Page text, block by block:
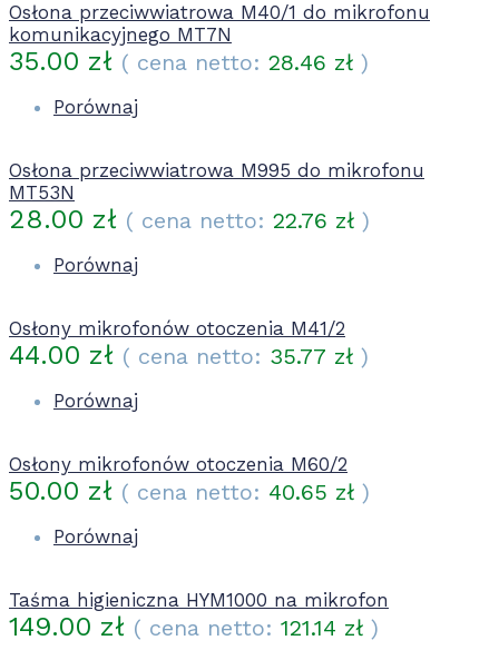
Osłona przeciwwiatrowa M40/1 do mikrofonu
komunikacyjnego MT7N
35.00 zł ( cena netto: 28.46 zł )
Porównaj
Osłona przeciwwiatrowa M995 do mikrofonu
MT53N
28.00 zł ( cena netto: 22.76 zł )
Porównaj
Osłony mikrofonów otoczenia M41/2
44.00 zł ( cena netto: 35.77 zł )
Porównaj
Osłony mikrofonów otoczenia M60/2
50.00 zł ( cena netto: 40.65 zł )
Porównaj
Taśma higieniczna HYM1000 na mikrofon
149.00 zł ( cena netto: 121.14 zł )